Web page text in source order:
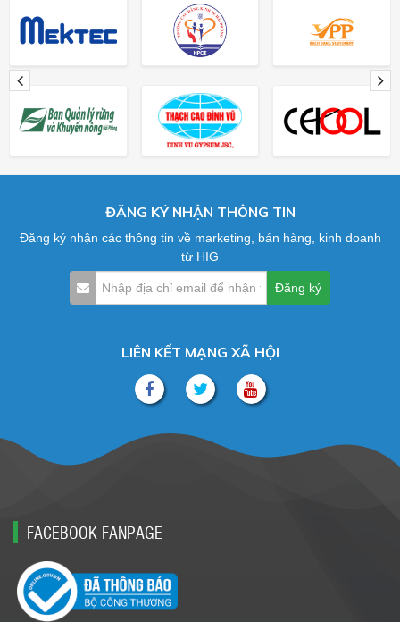
ĐĂNG KÝ NHẬN THÔNG TIN
Đăng ký nhận các thông tin về marketing, bán hàng, kinh doanh
từ HIG
LIÊN KẾT MẠNG XÃ HỘI
FACEBOOK FANPAGE